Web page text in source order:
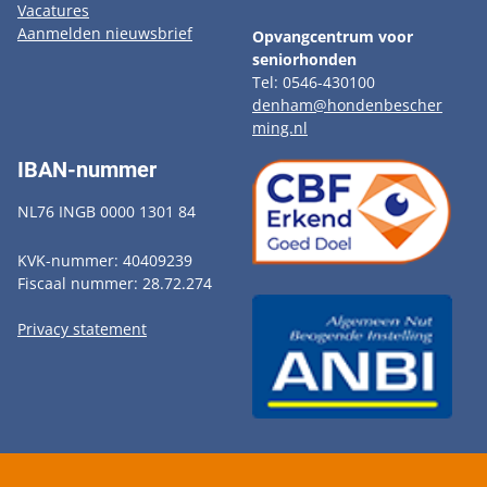
Vacatures
Aanmelden nieuwsbrief
Opvangcentrum voor
seniorhonden
Tel: 0546-430100
denham@hondenbescher
ming.nl
IBAN-nummer
NL76 INGB 0000 1301 84
KVK-nummer: 40409239
Fiscaal nummer: 28.72.274
Privacy statement